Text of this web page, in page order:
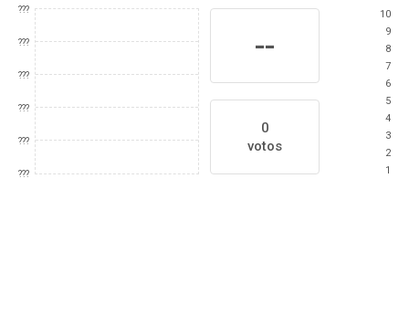
???
???
???
???
???
???
--
0
votos
10
9
8
7
6
5
4
3
2
1